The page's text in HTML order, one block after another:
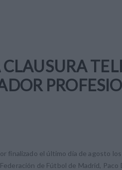
finalizado el último día de agosto
de Fútbol de Madrid,